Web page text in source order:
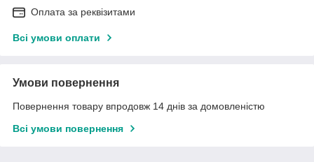
Оплата за реквізитами
Всі умови оплати
Умови повернення
Повернення товару впродовж 14 днів за домовленістю
Всі умови повернення